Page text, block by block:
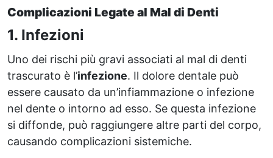
Complicazioni Legate al Mal di Denti
1. Infezioni
Uno dei rischi più gravi associati al mal di denti
trascurato è l’infezione. Il dolore dentale può
essere causato da un’infiammazione o infezione
nel dente o intorno ad esso. Se questa infezione
si diffonde, può raggiungere altre parti del corpo,
causando complicazioni sistemiche.